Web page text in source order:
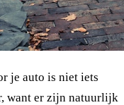
je auto is niet iets
want er zijn natuurlijk